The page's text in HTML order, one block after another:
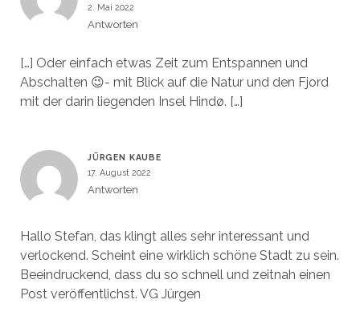
2. Mai 2022
Antworten
[…] Oder einfach etwas Zeit zum Entspannen und
Abschalten 😉- mit Blick auf die Natur und den Fjord
mit der darin liegenden Insel Hindø. […]
JÜRGEN KAUBE
17. August 2022
Antworten
Hallo Stefan, das klingt alles sehr interessant und
verlockend. Scheint eine wirklich schöne Stadt zu sein.
Beeindruckend, dass du so schnell und zeitnah einen
Post veröffentlichst. VG Jürgen